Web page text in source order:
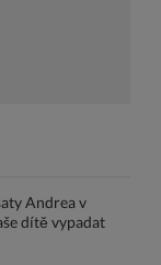
Andrea v
dítě vypadat